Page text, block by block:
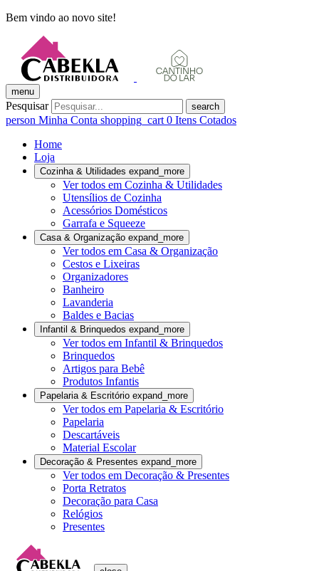
Bem vindo ao novo site!
menu
Pesquisar search
person Minha Conta shopping_cart 0 Itens Cotados
Home
Loja
Cozinha & Utilidades expand_more
Ver todos em Cozinha & Utilidades
Utensílios de Cozinha
Acessórios Domésticos
Garrafa e Squeeze
Casa & Organização expand_more
Ver todos em Casa & Organização
Cestos e Lixeiras
Organizadores
Banheiro
Lavanderia
Baldes e Bacias
Infantil & Brinquedos expand_more
Ver todos em Infantil & Brinquedos
Brinquedos
Artigos para Bebê
Produtos Infantis
Papelaria & Escritório expand_more
Ver todos em Papelaria & Escritório
Papelaria
Descartáveis
Material Escolar
Decoração & Presentes expand_more
Ver todos em Decoração & Presentes
Porta Retratos
Decoração para Casa
Relógios
Presentes